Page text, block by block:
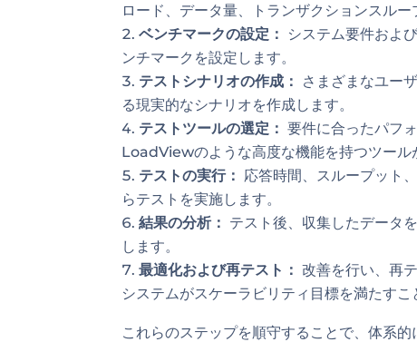
ロード、データ量、トランザクションスルー
ベンチマークの設定：
システム要件およ
ンチマークを設定します。
テストシナリオの作成：
さまざまなユー
る現実的なシナリオを作成します。
テストツールの選定： 要件に合ったパフ
LoadViewのような高度な機能を持つツール
テストの実行： 応答時間、スループット
らテストを実施します。
結果の分析： テスト後、収集したデータ
します。
最適化および再テスト： 改善を行い、再
システムがスケーラビリティ目標を満たすこ
これらのステップを順守することで、体系